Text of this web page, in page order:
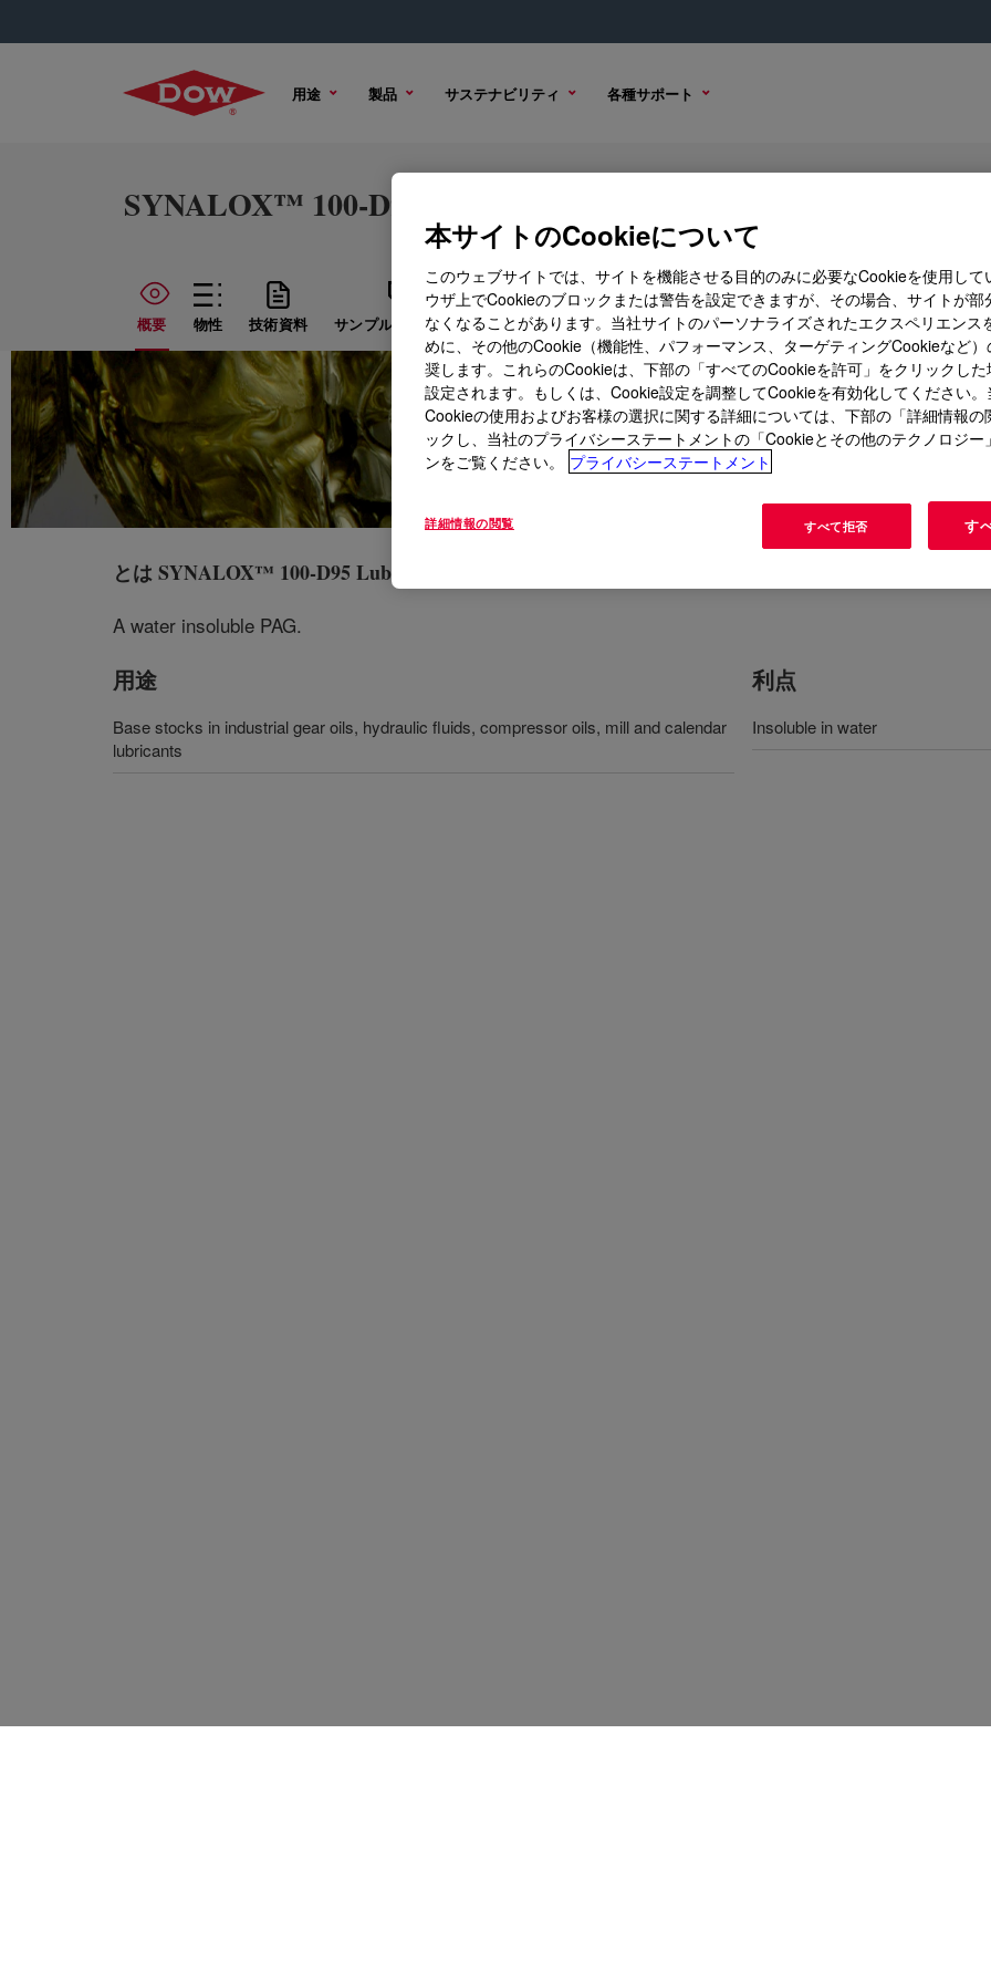
用途 製品 サステナビリティ 各種サポート
SYNALOX™ 100-D95 Lubricant
概要 物性 技術資料 サンプル オプション 購入オプション
とはSYNALOX™ 100-D95 Lubricant
A water insoluble PAG.
用途
Base stocks in industrial gear oils, hydraulic fluids, compressor oils, mill and calendar
lubricants
利点
Insoluble in water
本サイトのCookieについて
このウェブサイトでは、サイトを機能させる目的のみに必要なCookieを使用して
ウザ上でCookieのブロックまたは警告を設定できますが、その場合、サイトが部
なくなることがあります。当社サイトのパーソナライズされたエクスペリエンス
めに、その他のCookie（機能性、パフォーマンス、ターゲティングCookieなど
奨します。これらのCookieは、下部の「すべてのCookieを許可」をクリックし
設定されます。もしくは、Cookie設定を調整してCookieを有効化してください。
Cookieの使用およびお客様の選択に関する詳細については、下部の「詳細情報の
ックし、当社のプライバシーステートメントの「Cookieとその他のテクノロジー
ンをご覧ください。
プライバシーステートメント
詳細情報の閲覧 すべて拒否 す